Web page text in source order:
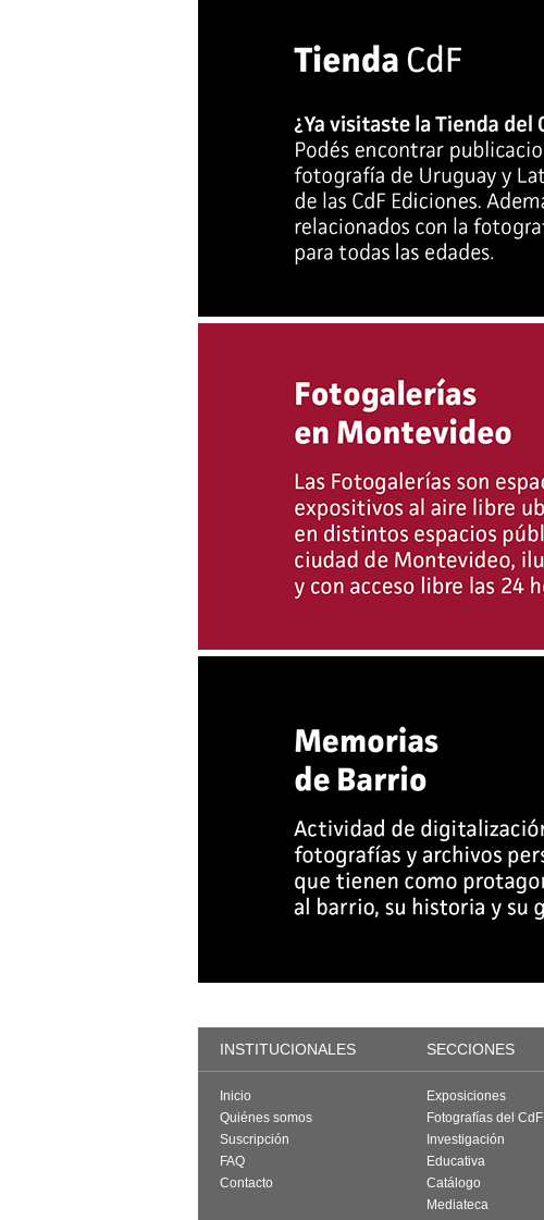
INSTITUCIONALES SECCIONES
Inicio
Quiénes somos
Suscripción
FAQ
Contacto
Exposiciones
Fotografías del CdF
Investigación
Educativa
Catálogo
Mediateca